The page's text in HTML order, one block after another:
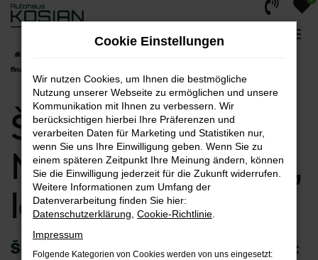
Zum
springen
finanzieren
Škoda Fabia
Neuwagen kaufen,
leasen, finanzieren
Škoda Fabia Neuwagen maßgeschneidert
Cookie Einstellungen
Wir nutzen Cookies, um Ihnen die bestmögliche
Nutzung unserer Webseite zu ermöglichen und unsere
Kommunikation mit Ihnen zu verbessern. Wir
berücksichtigen hierbei Ihre Präferenzen und
verarbeiten Daten für Marketing und Statistiken nur,
wenn Sie uns Ihre Einwilligung geben. Wenn Sie zu
einem späteren Zeitpunkt Ihre Meinung ändern, können
Sie die Einwilligung jederzeit für die Zukunft widerrufen.
Weitere Informationen zum Umfang der
Datenverarbeitung finden Sie hier:
Datenschutzerklärung Cookie-Richtlinie
Impressum
Folgende Kategorien von Cookies werden von uns eingesetzt: